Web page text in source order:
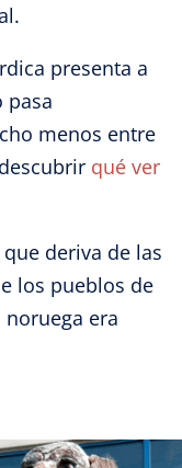
presenta a
pasa
menos entre
qué ver
deriva de las
los pueblos de
era